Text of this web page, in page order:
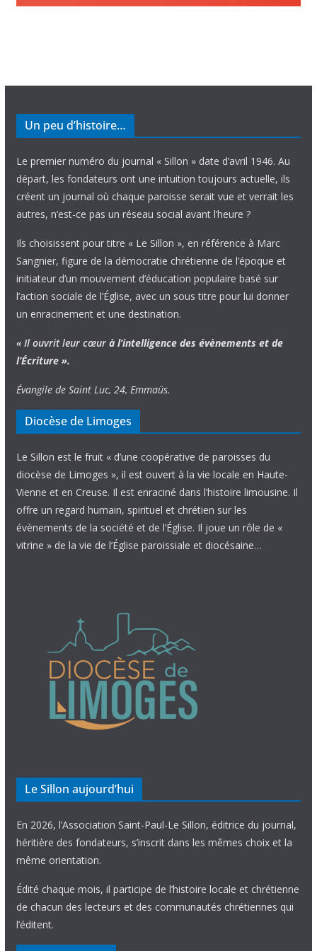
Un peu d’histoire…
Le premier numéro du journal « Sillon » date d’avril 1946. Au
départ, les fondateurs ont une intuition toujours actuelle, ils
créent un journal où chaque paroisse serait vue et verrait les
autres, n’est-ce pas un réseau social avant l’heure ?
Ils choisissent pour titre « Le Sillon », en référence à Marc
Sangnier, figure de la démocratie chrétienne de l’époque et
initiateur d’un mouvement d’éducation populaire basé sur
l’action sociale de l’Église, avec un sous titre pour lui donner
un enracinement et une destination.
« Il ouvrit leur cœur à l’intelligence des évènements et de
l’Écriture ».
Évangile de Saint Luc, 24, Emmaüs.
Diocèse de Limoges
Le Sillon est le fruit « d’une coopérative de paroisses du
diocèse de Limoges », il est ouvert à la vie locale en Haute-
Vienne et en Creuse. Il est enraciné dans l’histoire limousine. Il
offre un regard humain, spirituel et chrétien sur les
évènements de la société et de l’Église. Il joue un rôle de «
vitrine » de la vie de l’Église paroissiale et diocésaine…
Le Sillon aujourd’hui
En 2026, l’Association Saint-Paul-Le Sillon, éditrice du journal,
héritière des fondateurs, s’inscrit dans les mêmes choix et la
même orientation.
Édité chaque mois, il participe de l’histoire locale et chrétienne
de chacun des lecteurs et des communautés chrétiennes qui
l’éditent.